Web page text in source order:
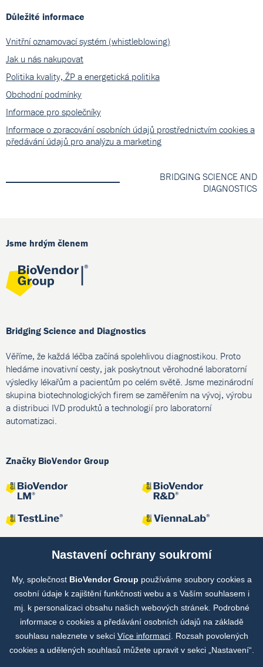
Důležité informace
Vnitřní oznamovací systém (whistleblowing)
Jak u nás nakupovat
Politika kvality, ŽP a energetická politika
Obchodní podmínky
Informace pro společníky
Informace o zpracování osobních údajů prostřednictvím cookies a
předávání údajů pro analýzu a marketing
BRIDGING SCIENCE AND
DIAGNOSTICS
Jsme hrdým členem
Bridging Science and Diagnostics
Věříme, že každá léčba začíná spolehlivou diagnostikou. Proto
hledáme inovativní cesty, jak poskytnout věrohodné laboratorní
výsledky lékařům a pacientům po celém světě. Jsme mezinárodní
skupina biotechnologických firem se zaměřením na vývoj, výrobu
a distribuci IVD produktů a technologií pro laboratorní
automatizaci.
Značky BioVendor Group
Společné projekty
Nastavení ochrany soukromí
My, společnost BioVendor Group používáme soubory cookies a
osobní údaje k zajištění funkčnosti webu a s Vaším souhlasem i
mj. k personalizaci obsahu našich webových stránek. Podrobné
informace o cookies a předávání osobních údajů na základě
souhlasu naleznete v sekci Více informací. Rozsah povolených
cookies a udělených souhlasů můžete upravit v sekci „Nastavení“.